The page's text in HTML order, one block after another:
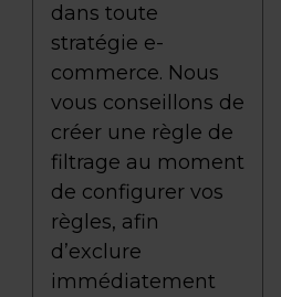
dans toute
stratégie e-
commerce. Nous
vous conseillons de
créer une règle de
filtrage au moment
de configurer vos
règles, afin
d’exclure
immédiatement